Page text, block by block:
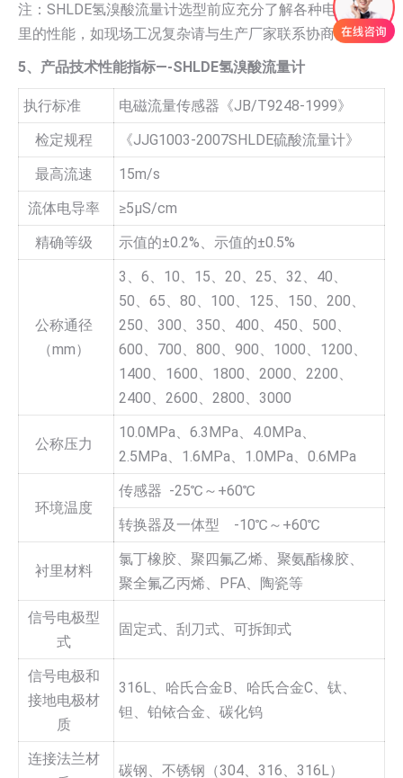
注：SHLDE氢溴酸流量计选型前应充分了解各种电极和衬
里的性能，如现场工况复杂请与生产厂家联系协商。
5、产品技术性能指标—-SHLDE氢溴酸流量计
执行标准
电磁流量传感器《JB/T9248-1999》
检定规程
《JJG1003-2007SHLDE硫酸流量计》
最高流速
15m/s
流体电导率
≥5µS/cm
精确等级
示值的±0.2%、示值的±0.5%
公称通径
（mm）
3、6、10、15、20、25、32、40、
50、65、80、100、125、150、200、
250、300、350、400、450、500、
600、700、800、900、1000、1200、
1400、1600、1800、2000、2200、
2400、2600、2800、3000
公称压力
10.0MPa、6.3MPa、4.0MPa、
2.5MPa、1.6MPa、1.0MPa、0.6MPa
环境温度
传感器 -25℃～+60℃
转换器及一体型 -10℃～+60℃
衬里材料
氯丁橡胶、聚四氟乙烯、聚氨酯橡胶、
聚全氟乙丙烯、PFA、陶瓷等
信号电极型
式
固定式、刮刀式、可拆卸式
信号电极和
接地电极材
质
316L、哈氏合金B、哈氏合金C、钛、
钽、铂铱合金、碳化钨
连接法兰材
碳钢、不锈钢（304、316、316L）